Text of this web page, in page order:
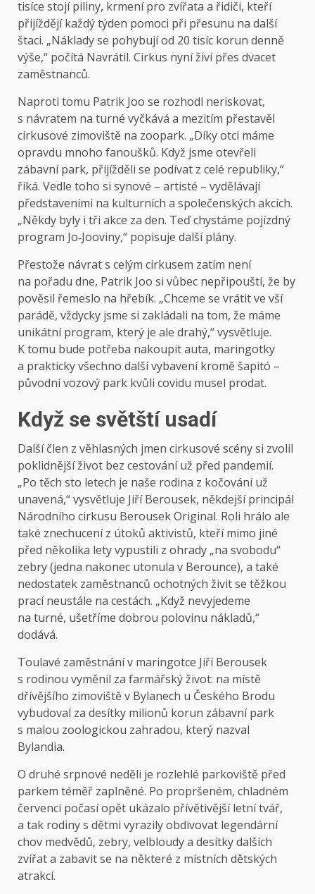
tisíce stojí piliny, krmení pro zvířata a řidiči, kteří
přijíždějí každý týden pomoci při přesunu na další
štaci. „Náklady se pohybují od 20 tisíc korun denně
výše,“ počítá Navrátil. Cirkus nyní živí přes dvacet
zaměstnanců.
Naproti tomu Patrik Joo se rozhodl neriskovat,
s návratem na turné vyčkává a mezitím přestavěl
cirkusové zimoviště na zoopark. „Díky otci máme
opravdu mnoho fanoušků. Když jsme otevřeli
zábavní park, přijížděli se podívat z celé republiky,“
říká. Vedle toho si synové – artisté – vydělávají
představeními na kulturních a společenských akcích.
„Někdy byly i tři akce za den. Teď chystáme pojízdný
program Jo‑Jooviny,“ popisuje další plány.
Přestože návrat s celým cirkusem zatím není
na pořadu dne, Patrik Joo si vůbec nepřipouští, že by
pověsil řemeslo na hřebík. „Chceme se vrátit ve vší
parádě, vždycky jsme si zakládali na tom, že máme
unikátní program, který je ale drahý,“ vysvětluje.
K tomu bude potřeba nakoupit auta, maringotky
a prakticky všechno další vybavení kromě šapitó –
původní vozový park kvůli covidu musel prodat.
Když se světští usadí
Další člen z věhlasných jmen cirkusové scény si zvolil
poklidnější život bez cestování už před pandemií.
„Po těch sto letech je naše rodina z kočování už
unavená,“ vysvětluje Jiří Berousek, někdejší principál
Národního cirkusu Berousek Original. Roli hrálo ale
také znechucení z útoků aktivistů, kteří mimo jiné
před několika lety vypustili z ohrady „na svobodu“
zebry (jedna nakonec utonula v Berounce), a také
nedostatek zaměstnanců ochotných živit se těžkou
prací neustále na cestách. „Když nevyjedeme
na turné, ušetříme dobrou polovinu nákladů,“
dodává.
Toulavé zaměstnání v maringotce Jiří Berousek
s rodinou vyměnil za farmářský život: na místě
dřívějšího zimoviště v Bylanech u Českého Brodu
vybudoval za desítky milionů korun zábavní park
s malou zoologickou zahradou, který nazval
Bylandia.
O druhé srpnové neděli je rozlehlé parkoviště před
parkem téměř zaplněné. Po propršeném, chladném
červenci počasí opět ukázalo přívětivější letní tvář,
a tak rodiny s dětmi vyrazily obdivovat legendární
chov medvědů, zebry, velbloudy a desítky dalších
zvířat a zabavit se na některé z místních dětských
atrakcí.